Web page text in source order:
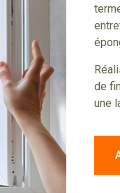
de
une